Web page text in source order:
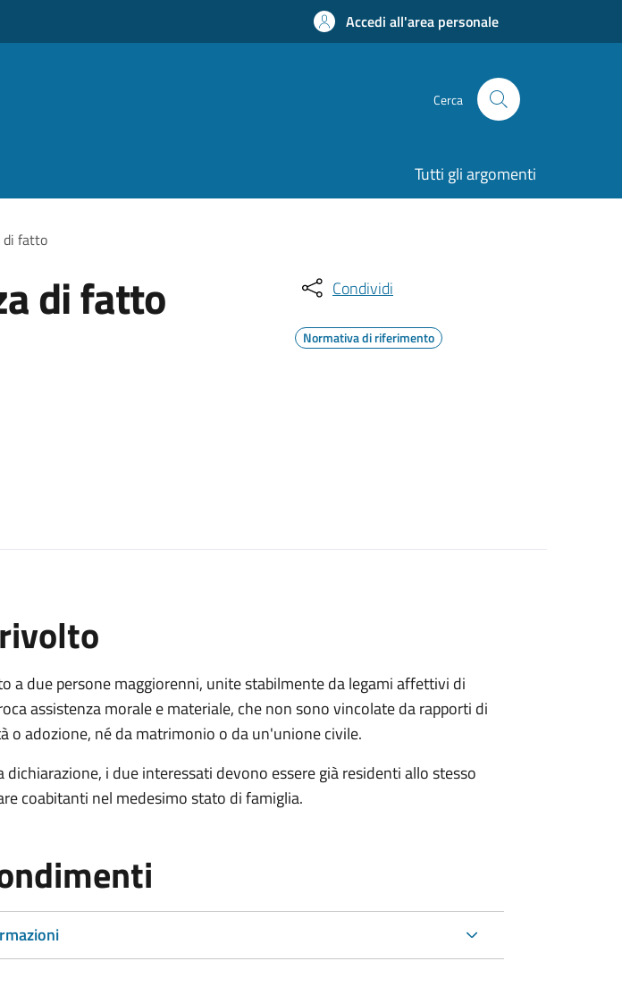
Accedi all'area personale
Cerca
Tutti gli argomenti
di fatto
di fatto Condividi
Normativa di riferimento
a due persone maggiorenni, unite stabilmente da legami affettivi di
assistenza morale e materiale, che non sono vincolate da rapporti di
o adozione, né da matrimonio o da un'unione civile.
dichiarazione, i due interessati devono essere già residenti allo stesso
coabitanti nel medesimo stato di famiglia.